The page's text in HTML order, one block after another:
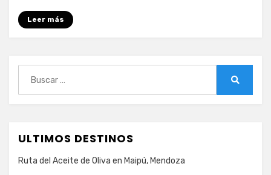
Leer más
ULTIMOS DESTINOS
Ruta del Aceite de Oliva en Maipú, Mendoza